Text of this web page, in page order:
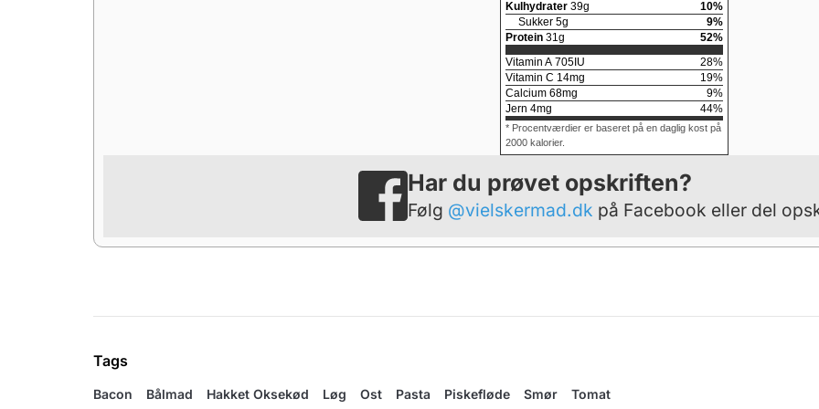
Kulhydrater 39g 10%
Sukker 5g 9%
Protein 31g 52%
Vitamin A 705IU 28%
Vitamin C 14mg 19%
Calcium 68mg 9%
Jern 4mg 44%
* Procentværdier er baseret på en daglig kost på
2000 kalorier.
Har du prøvet opskriften?
Følg @vielskermad.dk på Facebook eller del
Tags
Bacon Bålmad Hakket Oksekød Løg Ost Pasta Piskefløde Smør Tomat